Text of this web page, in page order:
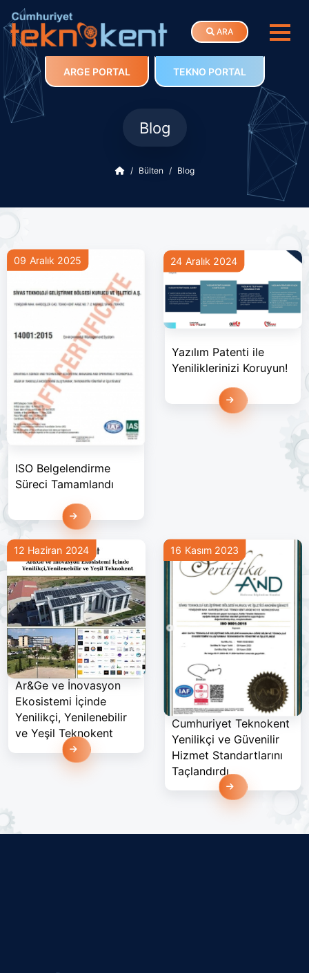
ARA
ARGE PORTAL TEKNO PORTAL
Blog
Bülten Blog
09 Aralık 2025
ISO Belgelendirme
Süreci Tamamlandı
Devamını Oku
24 Aralık 2024
Yazılım Patenti ile
Yeniliklerinizi Koruyun!
Devamını Oku
12 Haziran 2024
Ar&Ge ve İnovasyon
Ekosistemi İçinde
Yenilikçi, Yenilenebilir
ve Yeşil Teknokent
Devamını Oku
16 Kasım 2023
Cumhuriyet Teknokent
Yenilikçi ve Güvenilir
Hizmet Standartlarını
Taçlandırdı
Devamını Oku